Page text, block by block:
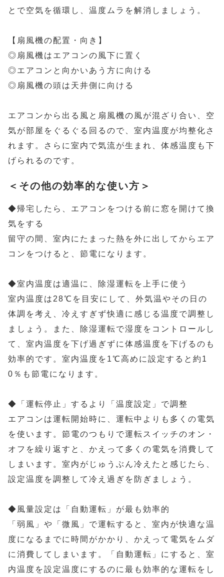
とで空気を循環し、温度ムラを解消しましょう。
【扇風機の配置・向き】
◎扇風機はエアコンの風下に置く
◎エアコンと向かいあう方に向ける
◎扇風機の頭は天井側に向ける
エアコンから出る風と扇風機の風が混ざり合い、空
気が部屋をぐるぐる回るので、室内温度が均整化さ
れます。さらに室内で気流が生まれ、体感温度も下
げられるのです。
＜その他の効率的な使い方＞
◆帰宅したら、エアコンをつける前に窓を開けて換
気をする
留守の間、室内にたまった熱を外に出してからエア
コンをつけると、節電になります。
◆室内温度は適温に、除湿運転を上手に使う
室内温度は28℃を目安にして、外気温やその日の
体調を考え、冷えすぎず快適に感じる温度で調整し
ましょう。また、除湿運転で湿度をコントロールし
て、室内温度を下げ過ぎずに体感温度を下げるのも
効率的です。室内温度を1℃高めに設定すると約1
0％も節電になります。
◆「運転停止」するより「温度設定」で調整
エアコンは運転開始時に、運転中よりも多くの電気
を使います。節電のつもりで運転スイッチのオン・
オフを繰り返すと、かえって多くの電気を消費して
しまいます。室内がじゅうぶん冷えたと感じたら、
設定温度を調整して冷え過ぎを防ぎましょう。
◆風量設定は「自動運転」が最も効率的
「弱風」や「微風」で運転すると、室内が快適な温
度になるまでに時間がかかり、かえって電気をムダ
に消費してしまいます。「自動運転」にすると、室
内温度を設定温度にするのに最も効率的な運転をし